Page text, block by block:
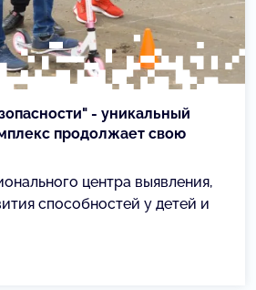
- уникальный
продолжает свою
центра выявления,
способностей у детей и